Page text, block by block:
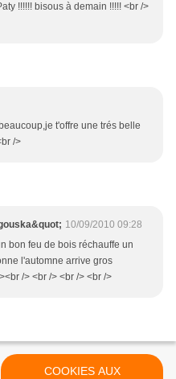
!!!!!! bisous à demain !!!!! <br />
t'offre une trés belle
/>
10/09/2010 09:28
bon feu de bois réchauffe un
l'automne arrive gros
/> <br /> <br /> <br />
COOKIES AUX